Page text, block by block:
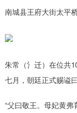
南城县王府大街太平
朱常（氵迁）在位共
七月，朝廷正式赐谥
“父曰敬王。母妃黄